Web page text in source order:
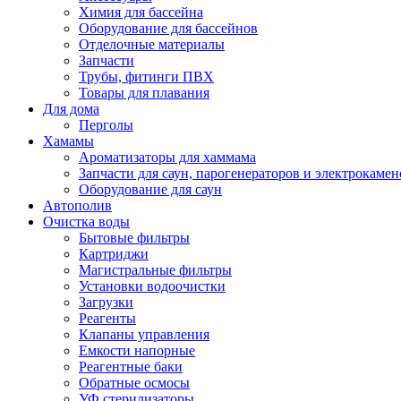
Химия для бассейна
Оборудование для бассейнов
Отделочные материалы
Запчасти
Трубы, фитинги ПВХ
Товары для плавания
Для дома
Перголы
Хамамы
Ароматизаторы для хаммама
Запчасти для саун, парогенераторов и
Оборудование для саун
Автополив
Очистка воды
Бытовые фильтры
Картриджи
Магистральные фильтры
Установки водоочистки
Загрузки
Реагенты
Клапаны управления
Емкости напорные
Реагентные баки
Обратные осмосы